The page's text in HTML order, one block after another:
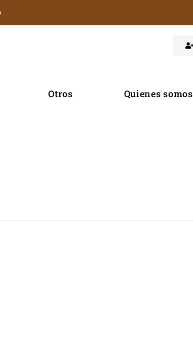
Otros Quienes somos